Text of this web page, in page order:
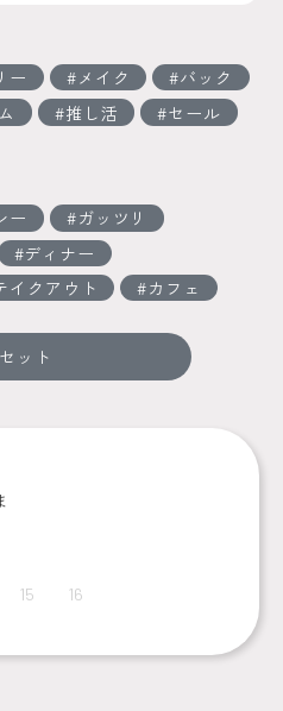
ー メイク
バック
推し活
セール
ー
ガッツリ
ディナー
イクアウト カフェ
ット
15 16